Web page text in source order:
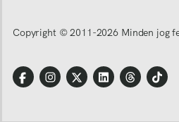
Copyright © 2011-2026 Minden jog